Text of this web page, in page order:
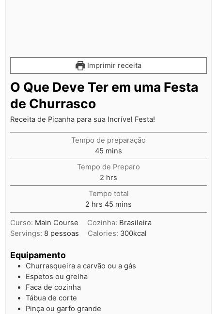
Imprimir receita
O Que Deve Ter em uma Festa
de Churrasco
Receita de Picanha para sua Incrível Festa!
Tempo de preparação
45 mins
Tempo de Preparo
2 hrs
Tempo total
2 hrs 45 mins
Curso: Main Course Cozinha: Brasileira
Servings: 8 pessoas Calories: 300kcal
Equipamento
Churrasqueira a carvão ou a gás
Espetos ou grelha
Faca de cozinha
Tábua de corte
Pinça ou garfo grande